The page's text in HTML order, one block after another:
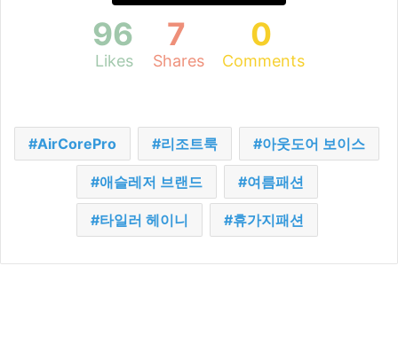
96
Likes
7
Shares
0
Comments
AirCorePro 리조트룩 아웃도어 보이스
애슬레저 브랜드 여름패션
타일러 헤이니 휴가지패션